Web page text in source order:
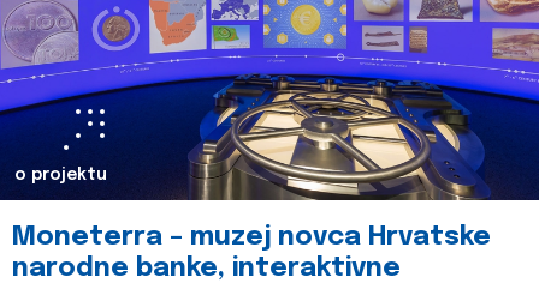
o projektu
Moneterra – muzej novca Hrvatske
narodne banke, interaktivne